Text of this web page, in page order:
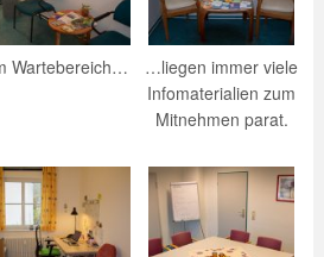
Wartebereich…
…liegen immer viele
Infomaterialien zum
Mitnehmen parat.